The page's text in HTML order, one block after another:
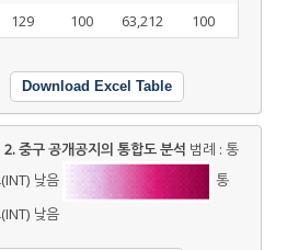
129 100 63,212 100
Download Excel Table
2.중구 공개공지의 통합도 분석 범례 : 통
낮음
통
낮음